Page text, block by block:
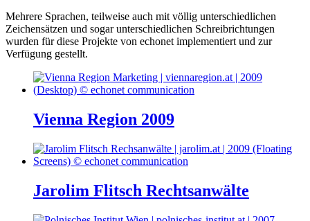
Mehrere Sprachen, teilweise auch mit völlig unterschiedlichen
Zeichensätzen und sogar unterschiedlichen Schreibrichtungen
wurden für diese Projekte von echonet implementiert und zur
Verfügung gestellt.
Vienna Region 2009
Jarolim Flitsch Rechtsanwälte